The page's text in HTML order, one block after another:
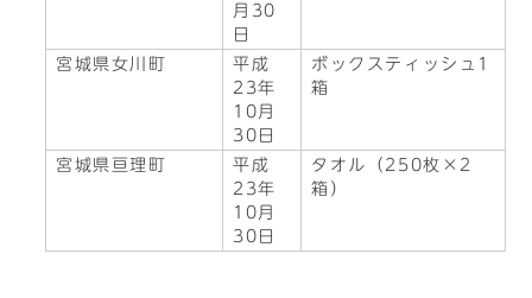
月30
日
宮城県女川町
平成
23年
10月
30日
ボックスティッシュ1
箱
宮城県亘理町
平成
23年
10月
30日
タオル（250枚×2
箱）